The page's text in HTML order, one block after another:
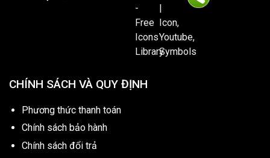
CHÍNH SÁCH VÀ QUY ĐỊNH
Phương thức thanh toán
Chính sách bảo hành
Chính sách đổi trả